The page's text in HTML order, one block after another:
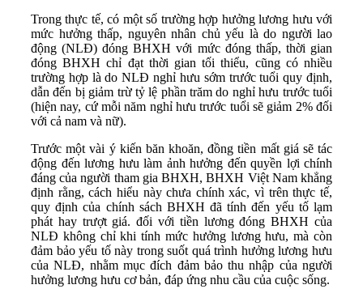
Trong thực tế, có một số trường hợp hưởng lương hưu với
mức hưởng thấp, nguyên nhân chủ yếu là do người lao
động (NLĐ) đóng BHXH với mức đóng thấp, thời gian
đóng BHXH chỉ đạt thời gian tối thiểu, cũng có nhiều
trường hợp là do NLĐ nghỉ hưu sớm trước tuổi quy định,
dẫn đến bị giảm trừ tỷ lệ phần trăm do nghỉ hưu trước tuổi
(hiện nay, cứ mỗi năm nghỉ hưu trước tuổi sẽ giảm 2% đối
với cả nam và nữ).
Trước một vài ý kiến băn khoăn, đồng tiền mất giá sẽ tác
động đến lương hưu làm ảnh hưởng đến quyền lợi chính
đáng của người tham gia BHXH, BHXH Việt Nam khẳng
định rằng, cách hiểu này chưa chính xác, vì trên thực tế,
quy định của chính sách BHXH đã tính đến yếu tố lạm
phát hay trượt giá. đối với tiền lương đóng BHXH của
NLĐ không chỉ khi tính mức hưởng lương hưu, mà còn
đảm bảo yếu tố này trong suốt quá trình hưởng lương hưu
của NLĐ, nhằm mục đích đảm bảo thu nhập của người
hưởng lương hưu cơ bản, đáp ứng nhu cầu của cuộc sống.